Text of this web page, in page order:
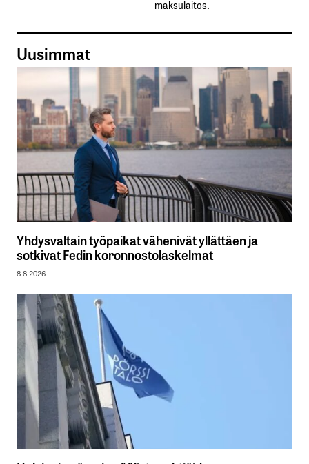
maksulaitos.
Uusimmat
Yhdysvaltain työpaikat vähenivät yllättäen ja
sotkivat Fedin koronnostolaskelmat
8.8.2026